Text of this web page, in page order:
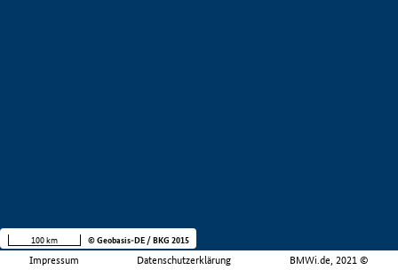
Impressum Datenschutzerklärung BMWi.de, 2021 ©
100 km © Geobasis-DE / BKG 2015